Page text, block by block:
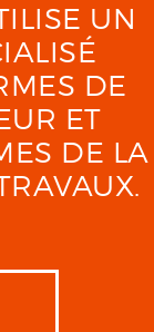
UN
DE
ET
DE LA